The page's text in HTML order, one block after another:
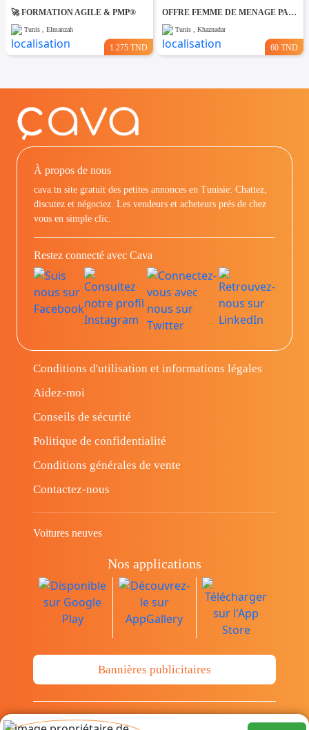
🚀 FORMATION AGILE & PMP®
Tunis , Elmanzah
1.275 TND
OFFRE FEMME DE MENAGE PAR JOUR A khaznadar
Tunis , Khaznadar
60 TND
À propos de nous
cava.tn site gratuit des petites annonces en Tunisie: Chattez,
discutez et négociez. Les vendeurs et acheteurs prés de chez
vous en simple clic.
Restez connecté avec Cava
Conditions d'utilisation et informations légales
Aidez-moi
Conseils de sécurité
Politique de confidentialité
Conditions générales de vente
Contactez-nous
Voitures neuves
Nos applications
Bannières publicitaires
© Copyright 2014-2026 Cava.tn Limited Tous